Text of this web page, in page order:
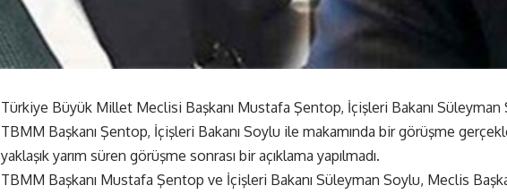
Türkiye Büyük Millet Meclisi Başkanı Mustafa Şentop, İçişleri Bakanı
TBMM Başkanı Şentop, İçişleri Bakanı Soylu ile makamında bir görüşme
yaklaşık yarım süren görüşme sonrası bir açıklama yapılmadı.
TBMM Başkanı Mustafa Şentop ve İçişleri Bakanı Süleyman Soylu, Meclis